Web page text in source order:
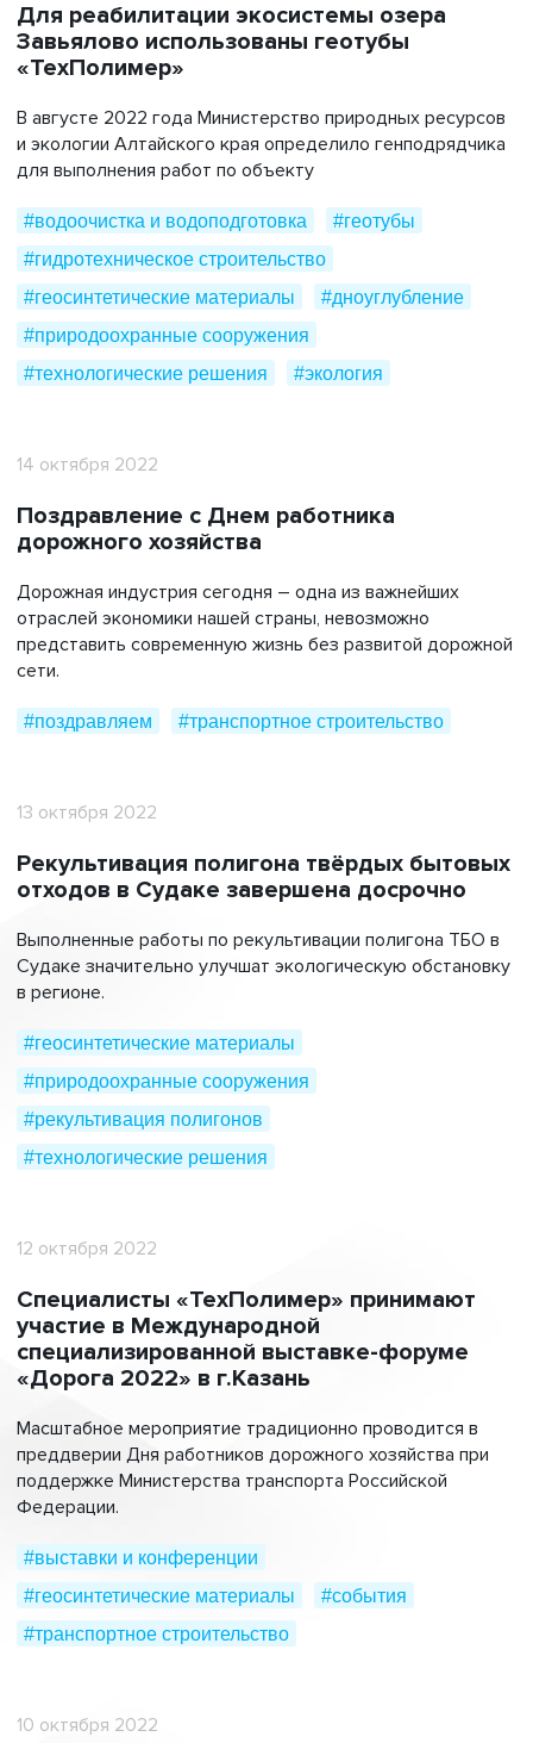
#энергетический комплекс
#благотворительность
Для реабилитации экосистемы озера
Завьялово использованы геотубы
«ТехПолимер»
В августе 2022 года Министерство природных ресурсов
и экологии Алтайского края определило генподрядчика
для выполнения работ по объекту
#водоочистка и водоподготовка
#геотубы
#гидротехническое строительство
#геосинтетические материалы
#дноуглубление
#природоохранные сооружения
#технологические решения
#экология
14 октября 2022
Поздравление с Днем работника
дорожного хозяйства
Дорожная индустрия сегодня – одна из важнейших
отраслей экономики нашей страны, невозможно
представить современную жизнь без развитой дорожной
сети.
#поздравляем #транспортное строительство
13 октября 2022
Рекультивация полигона твёрдых бытовых
отходов в Судаке завершена досрочно
Выполненные работы по рекультивации полигона ТБО в
Судаке значительно улучшат экологическую обстановку
в регионе.
#геосинтетические материалы
#природоохранные сооружения
#рекультивация полигонов
#технологические решения
12 октября 2022
Специалисты «ТехПолимер» принимают
участие в Международной
специализированной выставке-форуме
«Дорога 2022» в г.Казань
Масштабное мероприятие традиционно проводится в
преддверии Дня работников дорожного хозяйства при
поддержке Министерства транспорта Российской
Федерации.
#выставки и конференции
#геосинтетические материалы
#события
#транспортное строительство
10 октября 2022